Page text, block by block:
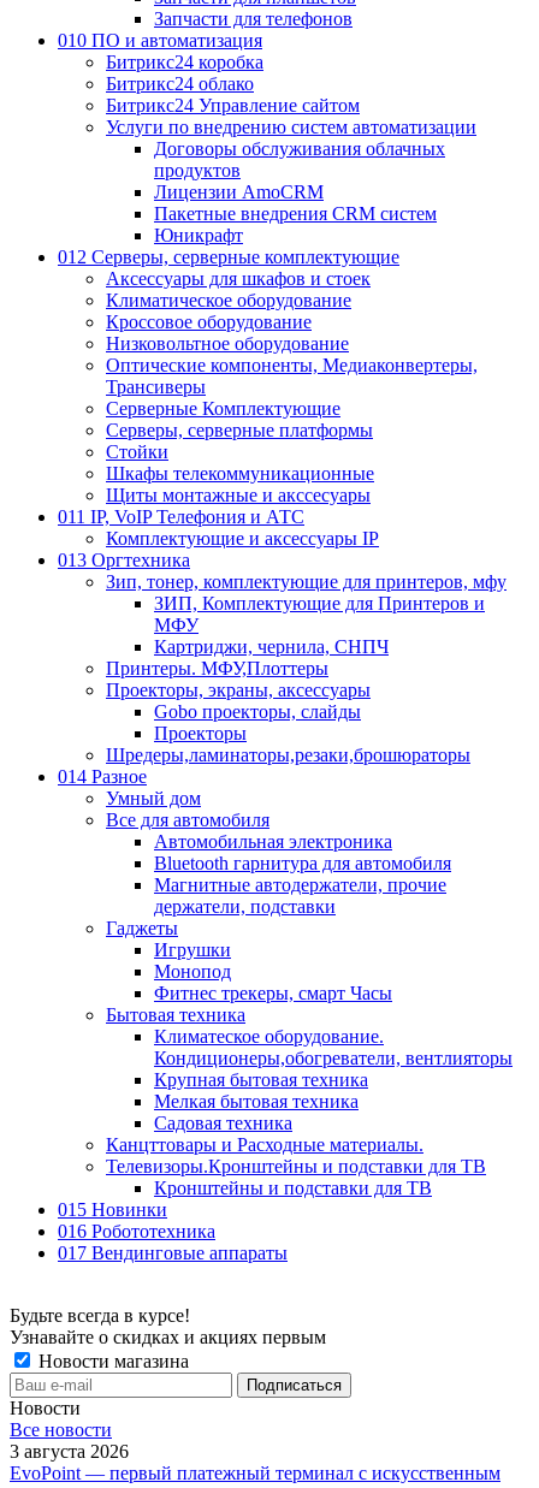
Запчасти для телефонов
010 ПО и автоматизация
Битрикс24 коробка
Битрикс24 облако
Битрикс24 Управление сайтом
Услуги по внедрению систем автоматизации
Договоры обслуживания облачных
продуктов
Лицензии AmoCRM
Пакетные внедрения CRM систем
Юникрафт
012 Серверы, серверные комплектующие
Аксессуары для шкафов и стоек
Климатическое оборудование
Кроссовое оборудование
Низковольтное оборудование
Оптические компоненты, Медиаконвертеры,
Трансиверы
Серверные Комплектующие
Серверы, серверные платформы
Стойки
Шкафы телекоммуникационные
Щиты монтажные и акссесуары
011 IP, VoIP Телефония и АТС
Комплектующие и аксессуары IP
013 Оргтехника
Зип, тонер, комплектующие для принтеров, мфу
ЗИП, Комплектующие для Принтеров и
МФУ
Картриджи, чернила, СНПЧ
Принтеры. МФУ,Плоттеры
Проекторы, экраны, аксессуары
Gobo проекторы, слайды
Проекторы
Шредеры,ламинаторы,резаки,брошюраторы
014 Разное
Умный дом
Все для автомобиля
Автомобильная электроника
Bluetooth гарнитура для автомобиля
Магнитные автодержатели, прочие
держатели, подставки
Гаджеты
Игрушки
Монопод
Фитнес трекеры, смарт Часы
Бытовая техника
Климатеское оборудование.
Кондиционеры,обогреватели, вентлияторы
Крупная бытовая техника
Мелкая бытовая техника
Садовая техника
Канцттовары и Расходные материалы.
Телевизоры.Кронштейны и подставки для ТВ
Кронштейны и подставки для ТВ
015 Новинки
016 Робототехника
017 Вендинговые аппараты
Будьте всегда в курсе!
Узнавайте о скидках и акциях первым
Новости магазина
Новости
Все новости
3 августа 2026
EvoPoint — первый платежный терминал с искусственным